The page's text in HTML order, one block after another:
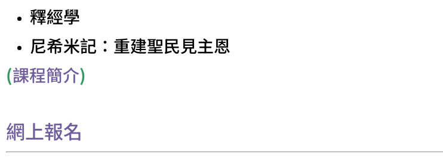
釋經學
尼希米記：重建聖民見主恩
(課程簡介)
網上報名